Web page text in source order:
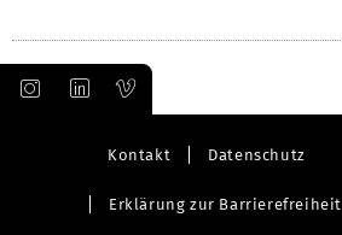
Kontakt Datenschutz
Erklärung zur Barrierefreiheit